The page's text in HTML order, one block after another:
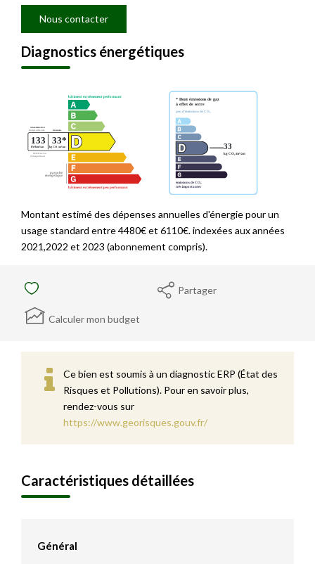
Nous contacter
Diagnostics énergétiques
Montant estimé des dépenses annuelles d'énergie pour un
usage standard entre 4480€ et 6110€. indexées aux années
2021,2022 et 2023 (abonnement compris).
Partager
Calculer mon budget
Ce bien est soumis à un diagnostic ERP (État des
Risques et Pollutions). Pour en savoir plus,
rendez-vous sur
https://www.georisques.gouv.fr/
Caractéristiques détaillées
Général